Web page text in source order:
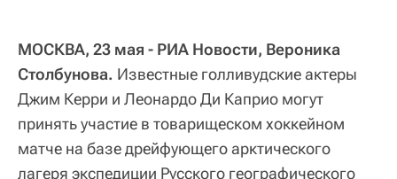
МОСКВА, 23 мая - РИА Новости, Вероника
Столбунова. Известные голливудские актеры
Джим Керри и Леонардо Ди Каприо могут
принять участие в товарищеском хоккейном
матче на базе дрейфующего арктического
лагеря экспедиции Русского географического